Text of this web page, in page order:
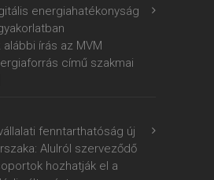
energiahatékonyság
alábbi írás az MVM
című szakmai
fenntarthatóság új
Alulról szerveződő
hozhatják el a